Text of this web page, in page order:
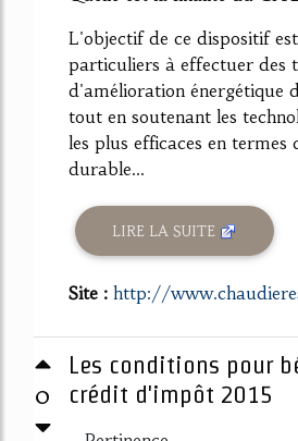
L'objectif de ce dispositif
particuliers à effectuer des
d'amélioration énergétique
tout en soutenant les
les plus efficaces en termes
durable...
LIRE LA SUITE
Site : http://
0
Les conditions pour
crédit d'impôt 2015